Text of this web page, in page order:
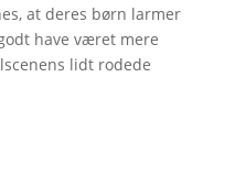
at deres børn larmer
have været mere
lidt rodede